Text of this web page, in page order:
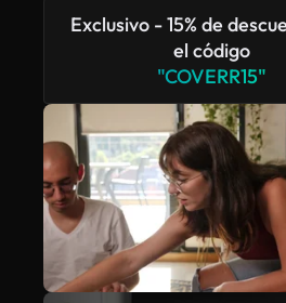
Exclusivo - 15% de
el código
"COVERR15"